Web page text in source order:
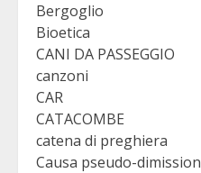
Bergoglio
Bioetica
CANI DA PASSEGGIO
canzoni
CAR
CATACOMBE
catena di preghiera
Causa pseudo-